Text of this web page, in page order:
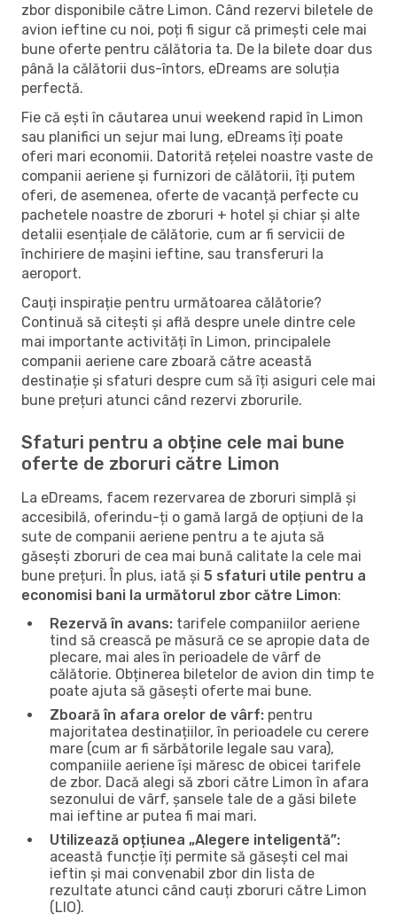
zbor disponibile către Limon. Când rezervi biletele de
avion ieftine cu noi, poți fi sigur că primești cele mai
bune oferte pentru călătoria ta. De la bilete doar dus
până la călătorii dus-întors, eDreams are soluția
perfectă.
Fie că ești în căutarea unui weekend rapid în Limon
sau planifici un sejur mai lung, eDreams îți poate
oferi mari economii. Datorită rețelei noastre vaste de
companii aeriene și furnizori de călătorii, îți putem
oferi, de asemenea, oferte de vacanță perfecte cu
pachetele noastre de zboruri + hotel și chiar și alte
detalii esențiale de călătorie, cum ar fi servicii de
închiriere de mașini ieftine, sau transferuri la
aeroport.
Cauți inspirație pentru următoarea călătorie?
Continuă să citești și află despre unele dintre cele
mai importante activități în Limon, principalele
companii aeriene care zboară către această
destinație și sfaturi despre cum să îți asiguri cele mai
bune prețuri atunci când rezervi zborurile.
Sfaturi pentru a obține cele mai bune
oferte de zboruri către Limon
La eDreams, facem rezervarea de zboruri simplă și
accesibilă, oferindu-ți o gamă largă de opțiuni de la
sute de companii aeriene pentru a te ajuta să
găsești zboruri de cea mai bună calitate la cele mai
bune prețuri. În plus, iată și 5 sfaturi utile pentru a
economisi bani la următorul zbor către Limon:
Rezervă în avans: tarifele companiilor aeriene
tind să crească pe măsură ce se apropie data de
plecare, mai ales în perioadele de vârf de
călătorie. Obținerea biletelor de avion din timp te
poate ajuta să găsești oferte mai bune.
Zboară în afara orelor de vârf: pentru
majoritatea destinațiilor, în perioadele cu cerere
mare (cum ar fi sărbătorile legale sau vara),
companiile aeriene își măresc de obicei tarifele
de zbor. Dacă alegi să zbori către Limon în afara
sezonului de vârf, șansele tale de a găsi bilete
mai ieftine ar putea fi mai mari.
Utilizează opțiunea „Alegere inteligentă”:
această funcție îți permite să găsești cel mai
ieftin și mai convenabil zbor din lista de
rezultate atunci când cauți zboruri către Limon
(LIO).